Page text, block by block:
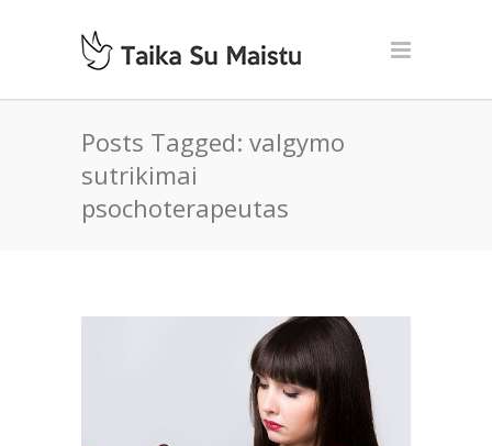
Posts Tagged: valgymo
sutrikimai
psochoterapeutas